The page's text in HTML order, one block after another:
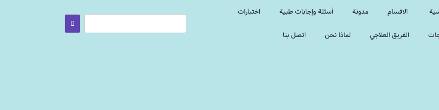
الاقسام مدونة أسئلة وإجابات طبية اختبارات
الفريق العلاجي لماذا نحن اتصل بنا